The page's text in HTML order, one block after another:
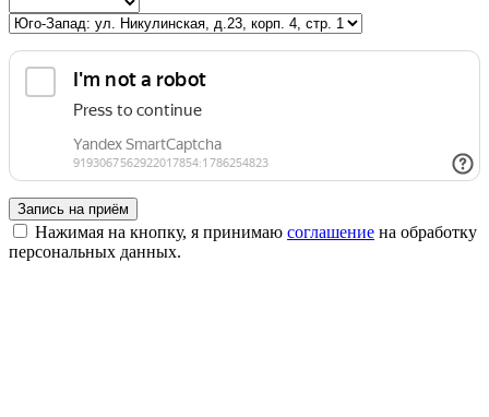
Запись на приём
Нажимая на кнопку, я принимаю соглашение на обработку
персональных данных.